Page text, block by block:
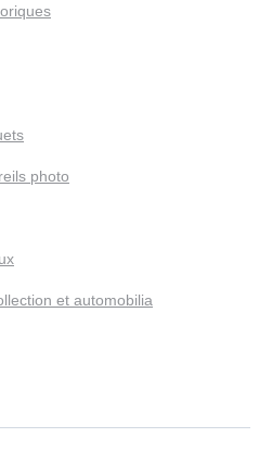
photo
et automobilia